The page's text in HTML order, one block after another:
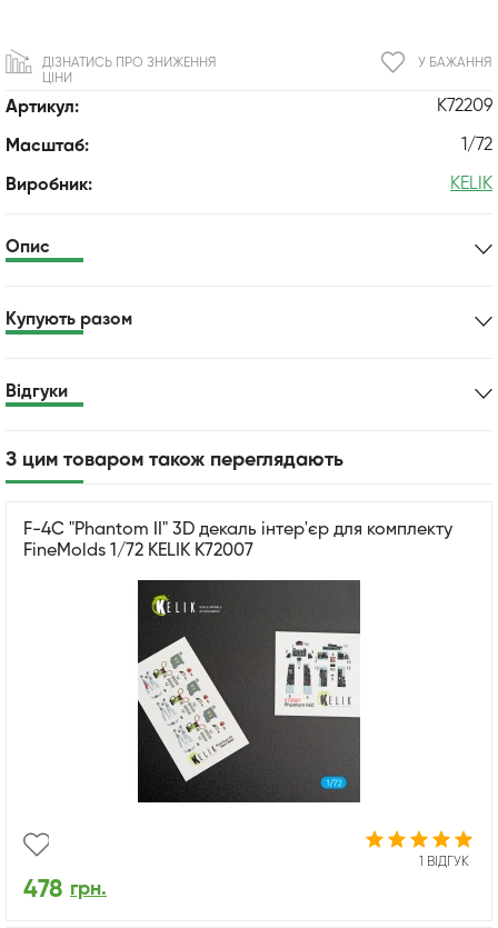
Артикул: K72209
Масштаб: 1/72
Виробник: KELIK
У БАЖАННЯ
ДІЗНАТИСЬ ПРО ЗНИЖЕННЯ
ЦІНИ
Опис
Купують разом
Відгуки
З цим товаром також переглядають
F-4C "Phantom II" 3D декаль інтер'єр для комплекту
FineMolds 1/72 KELIK K72007
1 ВІДГУК
478 грн.